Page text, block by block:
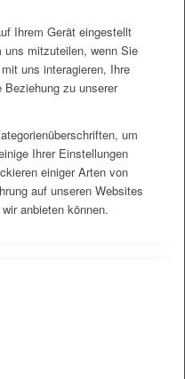
Ihrem Gerät eingestellt
uns mitzuteilen, wenn Sie
uns interagieren, Ihre
Beziehung zu unserer
um
Ihrer Einstellungen
einiger Arten von
auf unseren Websites
anbieten können.